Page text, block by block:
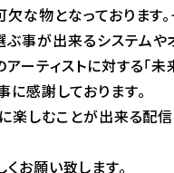
物となっております。
事が出来るシステムや
ーティストに対する「
感謝しております。
楽しむことが出来る配
お願い致します。